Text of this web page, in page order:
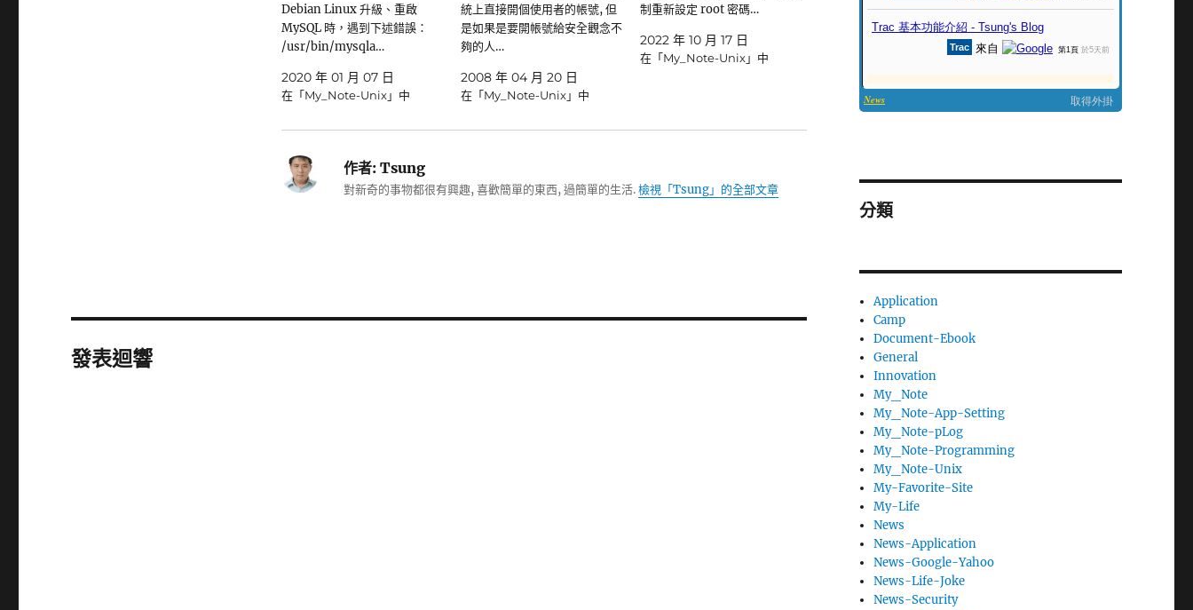
Debian Linux 升級、重啟
MySQL 時，遇到下述錯誤：
/usr/bin/mysqla…
2020 年 01 月 07 日
在「My_Note-Unix」中
統上直接開個使用者的帳號, 但
是如果是要開帳號給安全觀念不
夠的人…
2008 年 04 月 20 日
在「My_Note-Unix」中
制重新設定 root 密碼…
2022 年 10 月 17 日
在「My_Note-Unix」中
作者:Tsung
對新奇的事物都很有興趣, 喜歡簡單的東西, 過簡單的生活.檢視「Tsung」的全部文章
發表迴響
分類
Application
Camp
Document-Ebook
General
Innovation
My_Note
My_Note-App-Setting
My_Note-pLog
My_Note-Programming
My_Note-Unix
My-Favorite-Site
My-Life
News
News-Application
News-Google-Yahoo
News-Life-Joke
News-Security